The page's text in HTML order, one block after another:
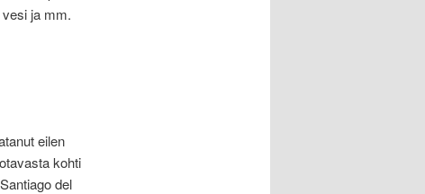
ja mm.
eilen
kohti
del